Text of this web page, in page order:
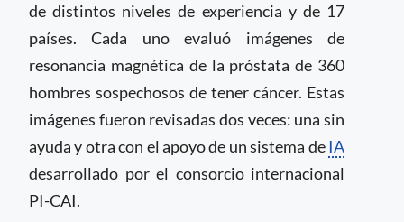
de distintos niveles de experiencia y de 17
países. Cada uno evaluó imágenes de
resonancia magnética de la próstata de 360
hombres sospechosos de tener cáncer. Estas
imágenes fueron revisadas dos veces: una sin
ayuda y otra con el apoyo de un sistema deIA
desarrollado por el consorcio internacional
PI-CAI.